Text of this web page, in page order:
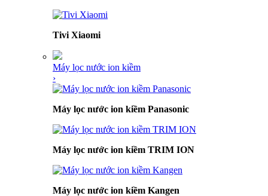
Tivi Xiaomi
Máy lọc nước ion kiềm
›
Máy lọc nước ion kiềm Panasonic
Máy lọc nước ion kiềm TRIM ION
Máy lọc nước ion kiềm Kangen